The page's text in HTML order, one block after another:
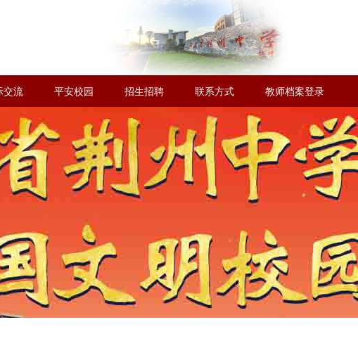
交流 平安校园 招生招聘 联系方式 教师档案登录